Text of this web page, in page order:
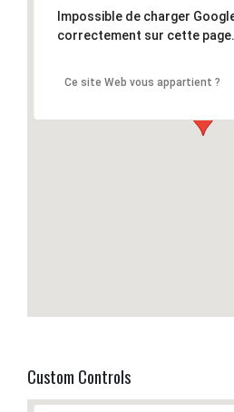
Impossible de charger
correctement sur cette page.
Ce site Web vous appartient ?
Custom Controls